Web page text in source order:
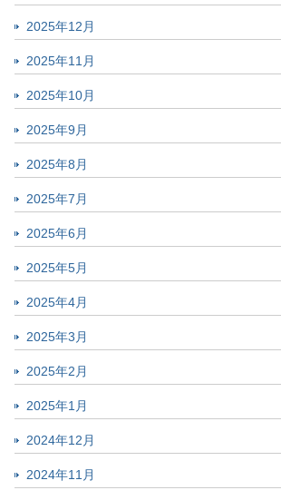
2025年12月
2025年11月
2025年10月
2025年9月
2025年8月
2025年7月
2025年6月
2025年5月
2025年4月
2025年3月
2025年2月
2025年1月
2024年12月
2024年11月